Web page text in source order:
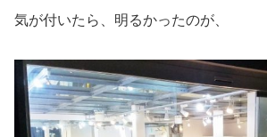
気が付いたら、明るかったのが、